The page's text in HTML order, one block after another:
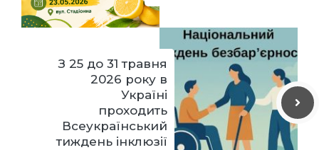
З 25 до 31 травня
2026 року в
Україні
проходить
Всеукраїнський
тиждень інклюзії